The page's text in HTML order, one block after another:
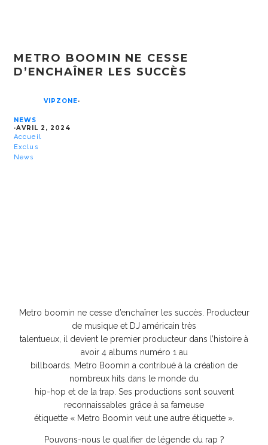
METRO BOOMIN NE CESSE
D’ENCHAÎNER LES SUCCÈS
VIPZONE·
NEWS
·AVRIL 2, 2024
Accueil
Exclus
News
Metro boomin ne cesse d’enchaîner les succès. Producteur
de musique et DJ américain très
talentueux, il devient le premier producteur dans l’histoire à
avoir 4 albums numéro 1 au
billboards. Metro Boomin a contribué à la création de
nombreux hits dans le monde du
hip-hop et de la trap. Ses productions sont souvent
reconnaissables grâce à sa fameuse
étiquette « Metro Boomin veut une autre étiquette ».
Pouvons-nous le qualifier de légende du rap ?